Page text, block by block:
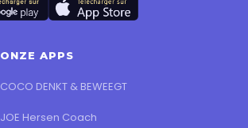
ONZE APPS
COCO DENKT & BEWEEGT
JOE Hersen Coach